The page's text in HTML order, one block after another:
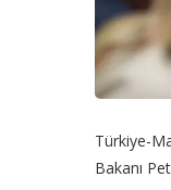
Türkiye-
Bakanı